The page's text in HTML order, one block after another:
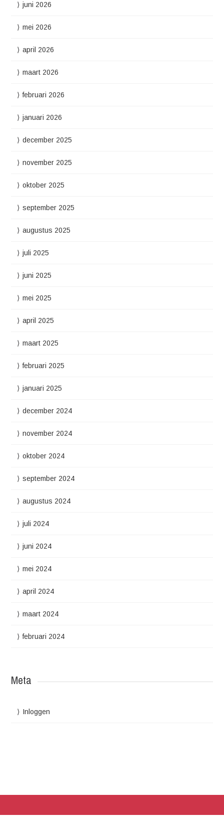
juni 2026
mei 2026
april 2026
maart 2026
februari 2026
januari 2026
december 2025
november 2025
oktober 2025
september 2025
augustus 2025
juli 2025
juni 2025
mei 2025
april 2025
maart 2025
februari 2025
januari 2025
december 2024
november 2024
oktober 2024
september 2024
augustus 2024
juli 2024
juni 2024
mei 2024
april 2024
maart 2024
februari 2024
Meta
Inloggen